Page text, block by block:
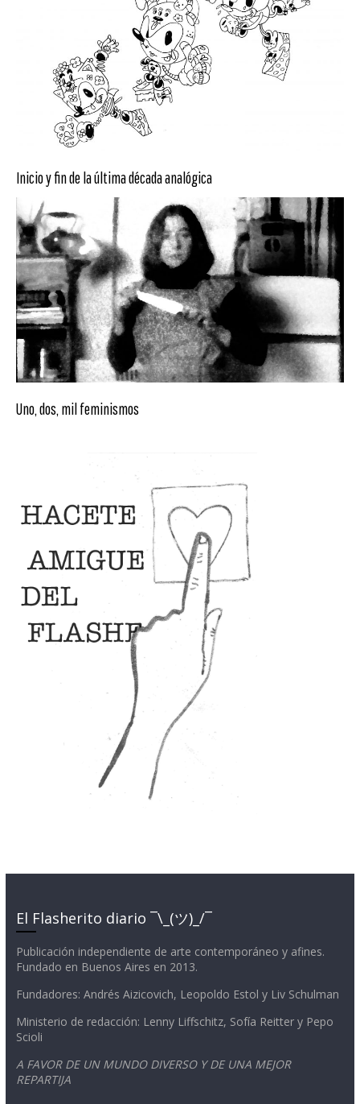
Inicio y fin de la última década analógica
Uno, dos, mil feminismos
El Flasherito diario ¯\_(ツ)_/¯
Publicación independiente de arte contemporáneo y afines.
Fundado en Buenos Aires en 2013.
Fundadores: Andrés Aizicovich, Leopoldo Estol y Liv Schulman
Ministerio de redacción: Lenny Liffschitz, Sofía Reitter y Pepo
Scioli
A FAVOR DE UN MUNDO DIVERSO Y DE UNA MEJOR
REPARTIJA